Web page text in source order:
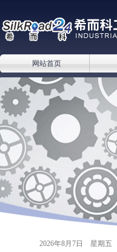
网站首页
2026年8月7日 星期五